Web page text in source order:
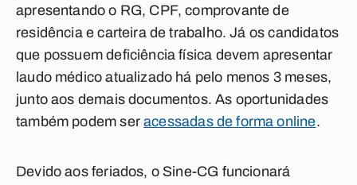
apresentando o RG, CPF, comprovante de
residência e carteira de trabalho. Já os candidatos
que possuem deficiência física devem apresentar
laudo médico atualizado há pelo menos 3 meses,
junto aos demais documentos. As oportunidades
também podem seracessadas de forma online.
Devido aos feriados, o Sine-CG funcionará